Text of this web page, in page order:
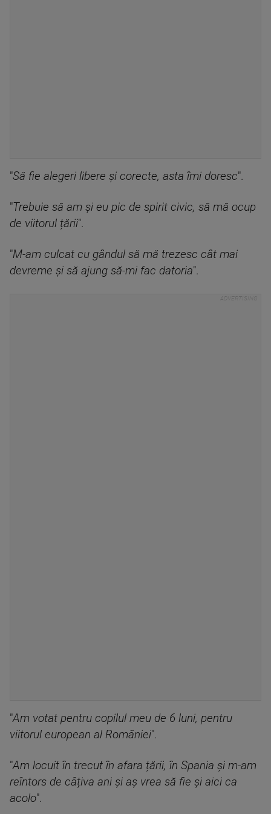
"Să fie alegeri libere și corecte, asta îmi doresc".
"Trebuie să am și eu pic de spirit civic, să mă ocup
de viitorul țării".
"M-am culcat cu gândul să mă trezesc cât mai
devreme și să ajung să-mi fac datoria".
"Am votat pentru copilul meu de 6 luni, pentru
viitorul european al României".
"Am locuit în trecut în afara țării, în Spania și m-am
reîntors de câțiva ani și aș vrea să fie și aici ca
acolo".